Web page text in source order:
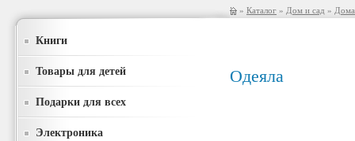
» Каталог » Дом и сад »
Книги
Товары для детей
Подарки для всех
Электроника
Одеяла